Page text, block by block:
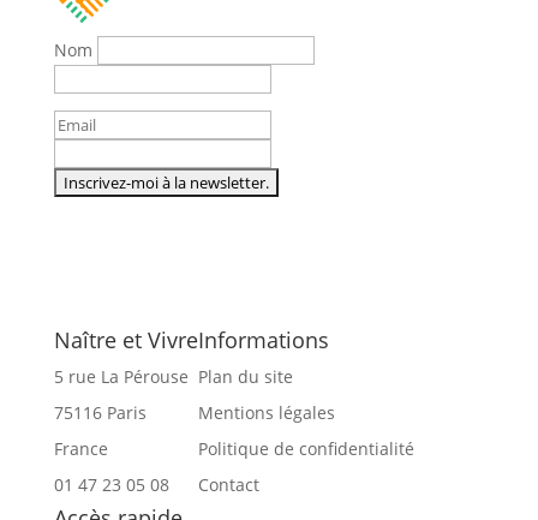
Nom
Naître et Vivre
5 rue La Pérouse
75116 Paris
France
01 47 23 05 08
Informations
Plan du site
Mentions légales
Politique de confidentialité
Contact